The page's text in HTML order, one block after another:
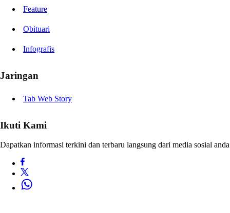
Feature
Obituari
Infografis
Jaringan
Tab Web Story
Ikuti Kami
Dapatkan informasi terkini dan terbaru langsung dari media sosial anda